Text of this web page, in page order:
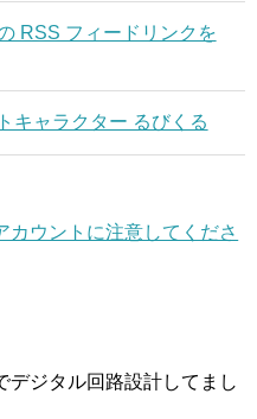
RSS フィードリンクを
キャラクター るびくる
カウントに注意してくださ
デジタル回路設計してまし